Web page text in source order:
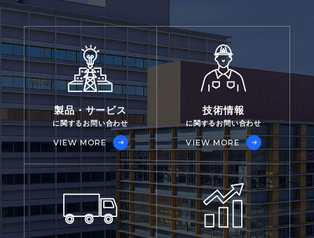
製品・サービス
に関するお問い合わせ
VIEW MORE
技術情報
に関するお問い合わせ
VIEW MORE